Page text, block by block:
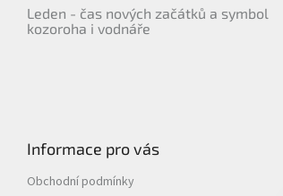
Leden - čas nových začátků a symbol
kozoroha i vodnáře
Informace pro vás
Obchodní podmínky